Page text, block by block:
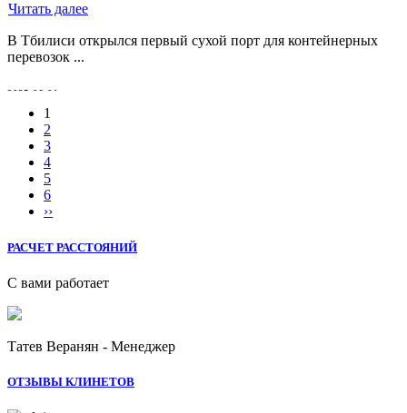
Читать далее
В Тбилиси открылся первый сухой порт для контейнерных
перевозок ...
2025-06-01
1
2
3
4
5
6
››
РАСЧЕТ РАССТОЯНИЙ
С вами работает
Татев Веранян - Менеджер
ОТЗЫВЫ КЛИНЕТОВ